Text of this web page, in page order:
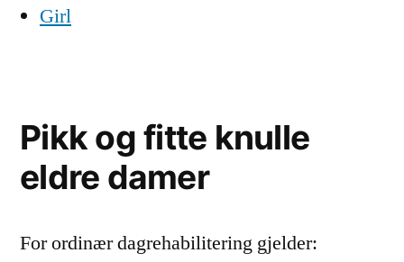
Girl
Pikk og fitte knulle
eldre damer
For ordinær dagrehabilitering gjelder: